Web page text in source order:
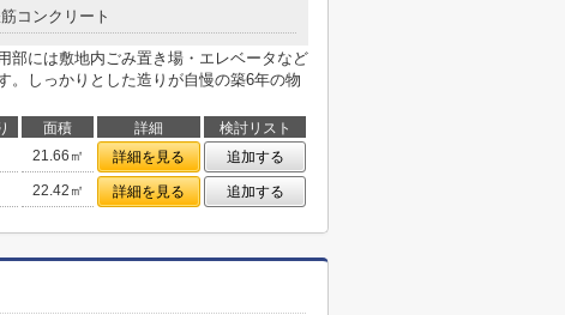
コンクリート
部には敷地内ごみ置き場・エレベータなど
。しっかりとした造りが自慢の築6年の物
面積 詳細
検討リスト
21.66㎡ 詳細を見る
追加する
22.42㎡ 詳細を見る 追加する